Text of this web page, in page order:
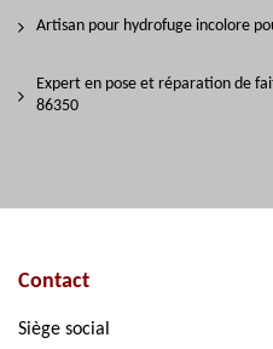
Artisan pour hydrofuge incolore
Expert en pose et réparation de
86350
Contact
Siège social